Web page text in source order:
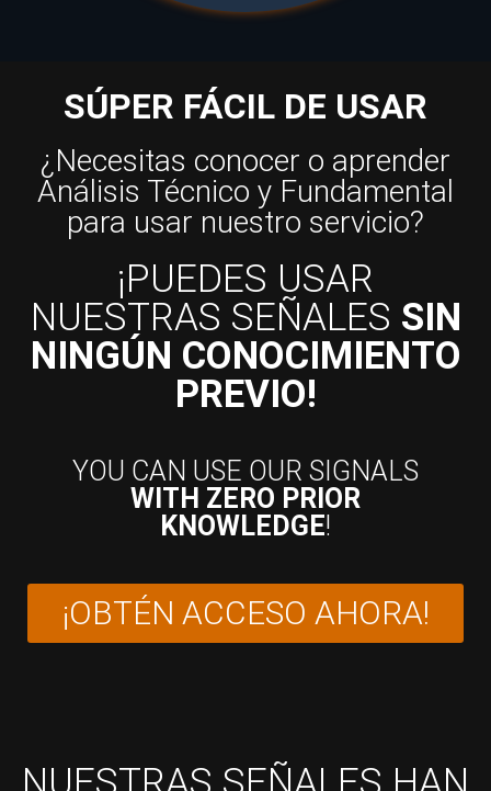
SÚPER FÁCIL DE USAR
¿Necesitas conocer o aprender
Análisis Técnico y Fundamental
para usar nuestro servicio?
¡PUEDES USAR
NUESTRAS SEÑALES SIN
NINGÚN CONOCIMIENTO
PREVIO!
YOU CAN USE OUR SIGNALS
WITH ZERO PRIOR
KNOWLEDGE!
¡OBTÉN ACCESO AHORA!